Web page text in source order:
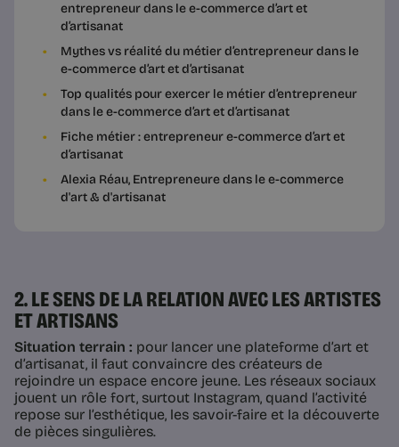
entrepreneur dans le e-commerce d’art et
d’artisanat
Mythes vs réalité du métier d’entrepreneur dans le
e-commerce d’art et d’artisanat
Top qualités pour exercer le métier d’entrepreneur
dans le e-commerce d’art et d’artisanat
Fiche métier : entrepreneur e-commerce d’art et
d’artisanat
Alexia Réau, Entrepreneure dans le e-commerce
d'art & d'artisanat
2. LE SENS DE LA RELATION AVEC LES ARTISTES
ET ARTISANS
Situation terrain : pour lancer une plateforme d’art et
d’artisanat, il faut convaincre des créateurs de
rejoindre un espace encore jeune. Les réseaux sociaux
jouent un rôle fort, surtout Instagram, quand l’activité
repose sur l’esthétique, les savoir-faire et la découverte
de pièces singulières.